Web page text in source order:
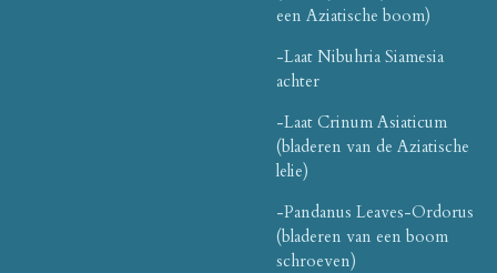
een Aziatische boom)
-Laat Nibuhria Siamesia
achter
-Laat Crinum Asiaticum
(bladeren van de Aziatische
lelie)
-Pandanus Leaves-Ordorus
(bladeren van een boom
schroeven)